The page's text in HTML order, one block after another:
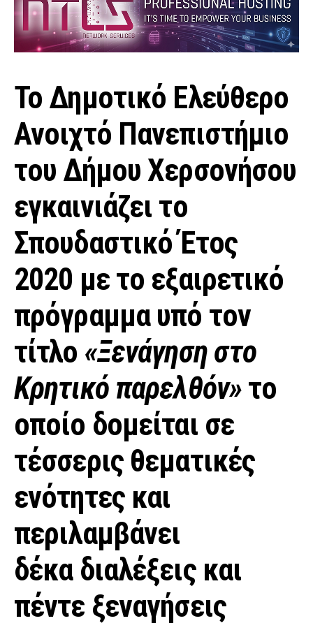
Το Δημοτικό Ελεύθερο
Ανοιχτό Πανεπιστήμιο
του Δήμου Χερσονήσου
εγκαινιάζει το
Σπουδαστικό Έτος
2020 με το εξαιρετικό
πρόγραμμα υπό τον
τίτλο «Ξενάγηση στο
Κρητικό παρελθόν»το
οποίο δομείται σε
τέσσερις θεματικές
ενότητες και
περιλαμβάνει
δέκα διαλέξεις και
πέντε ξεναγήσεις